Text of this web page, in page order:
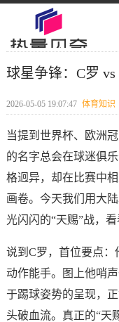
球星争锋：C罗 vs
2026-05-05 19:07:47 体育知识
当提到世界杯、欧洲
的名字总会在球迷俱
格迥异，却在比赛中
画卷。今天我们用大
光闪闪的“天赐”战，
说到C罗，首位要点：
动作能手。图上他哨
于踢球姿势的呈现，
头破血流。真正的“天